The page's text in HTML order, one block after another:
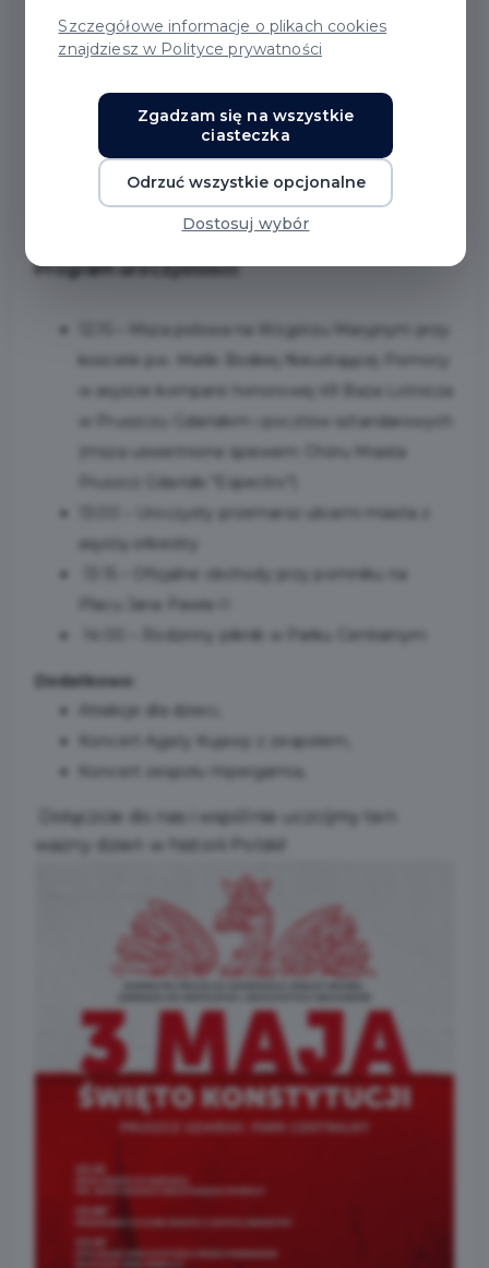
PRUSZCZU GDAŃSKIM
Burmistrz Miasto Pruszcz Gdański Janusz
Wróbel oraz Centrum Kultury i Sportu w
Pruszczu Gdańskim zapraszają mieszkańców w
niedzielę 3 maja do udziału w uroczystych
obchodach Święta Konstytucji 3 Maja.
Program uroczystości:
12:15 – Msza polowa na Wzgórzu Maryjnym przy
kościele pw. Matki Boskiej Nieustającej Pomocy
w asyście kompanii honorowej 49 Baza Lotnicza
w Pruszczu Gdańskim i pocztów sztandarowych
(msza uświetniona śpiewem Chóru Miasta
Pruszcz Gdański "Espectro")
13:00 – Uroczysty przemarsz ulicami miasta z
asystą orkiestry
13:15 – Oficjalne obchody przy pomniku na
Placu Jana Pawła II
14:00 – Rodzinny piknik w Parku Centralnym
Dodatkowo:
Atrakcje dla dzieci,
Koncert Agaty Kujawy z zespołem,
Koncert zespołu Hipergamia,
Dołączcie do nas i wspólnie uczcijmy ten
ważny dzień w historii Polski!
Szczegółowe informacje o plikach cookies
znajdziesz w Polityce prywatności
Zgadzam się na wszystkie
ciasteczka
Odrzuć wszystkie opcjonalne
Dostosuj wybór